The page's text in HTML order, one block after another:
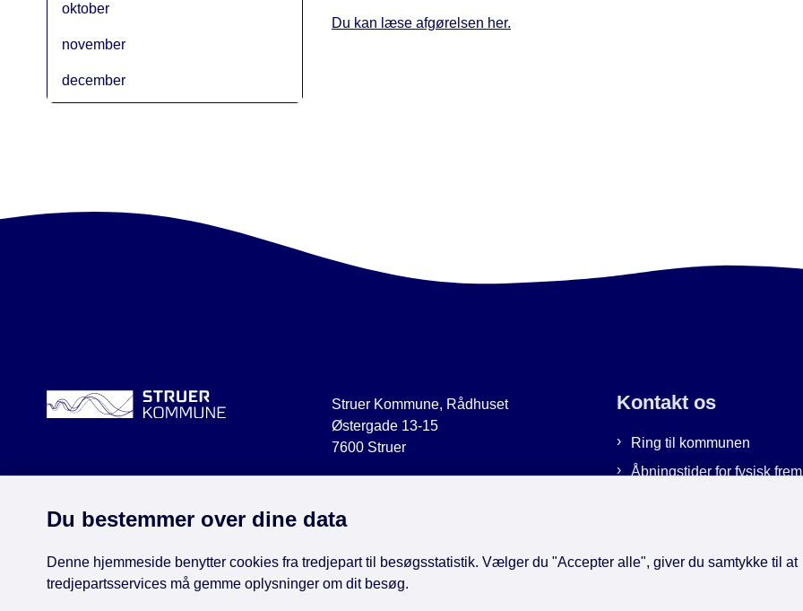
oktober
november
december
Du kan læse afgørelsen her.
Struer Kommune, Rådhuset
Østergade 13-15
7600 Struer
Kontakt os
Ring til kommunen
Åbningstider for fysisk
Du bestemmer over dine data
Denne hjemmeside benytter cookies fra tredjepart til besøgsstatistik. Vælger du "Accepter alle", giver du samtykke til at
tredjepartsservices må gemme oplysninger om dit besøg.